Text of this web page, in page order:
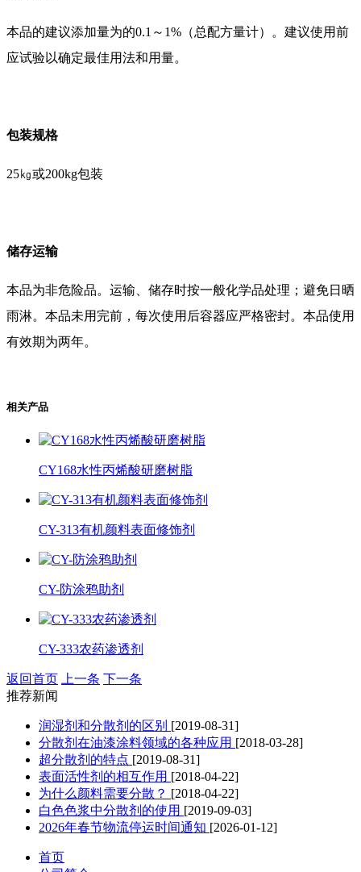
本品的建议添加量为的0.1～1%（总配方量计）。建议使用前
应试验以确定最佳用法和用量。
包装规格
25㎏或200kg包装
储存运输
本品为非危险品。运输、储存时按一般化学品处理；避免日晒
雨淋。本品未用完前，每次使用后容器应严格密封。本品使用
有效期为两年。
相关产品
CY168水性丙烯酸研磨树脂
CY-313有机颜料表面修饰剂
CY-防涂鸦助剂
CY-333农药渗透剂
返回首页 上一条 下一条
推荐新闻
润湿剂和分散剂的区别 [2019-08-31]
分散剂在油漆涂料领域的各种应用 [2018-03-28]
超分散剂的特点 [2019-08-31]
表面活性剂的相互作用 [2018-04-22]
为什么颜料需要分散？ [2018-04-22]
白色色浆中分散剂的使用 [2019-09-03]
2026年春节物流停运时间通知 [2026-01-12]
首页